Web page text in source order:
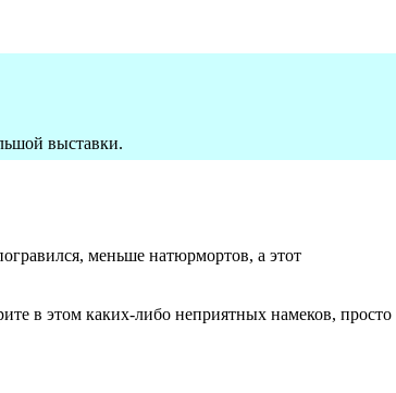
выставки.
меньше натюрмортов, а этот
в этом каких-либо неприятных намеков, просто